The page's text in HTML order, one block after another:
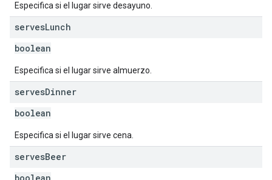
Especifica si el lugar sirve desayuno.
servesLunch
boolean
Especifica si el lugar sirve almuerzo.
servesDinner
boolean
Especifica si el lugar sirve cena.
servesBeer